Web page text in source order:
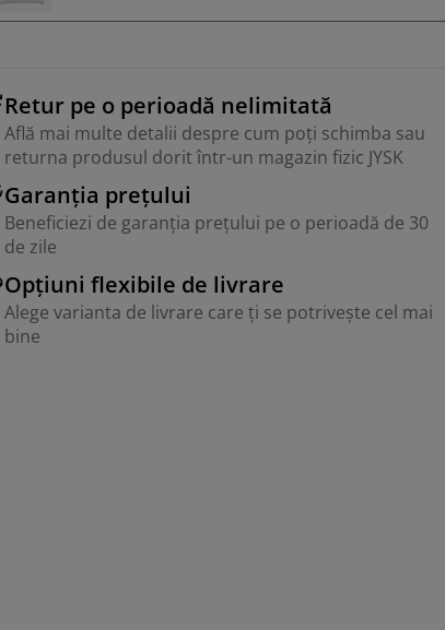
Retur pe o perioadă nelimitată
Află mai multe detalii despre cum poți schimba sau
returna produsul dorit într-un magazin fizic JYSK
Garanția prețului
Beneficiezi de garanția prețului pe o perioadă de 30
de zile
Opțiuni flexibile de livrare
Alege varianta de livrare care ți se potrivește cel mai
bine